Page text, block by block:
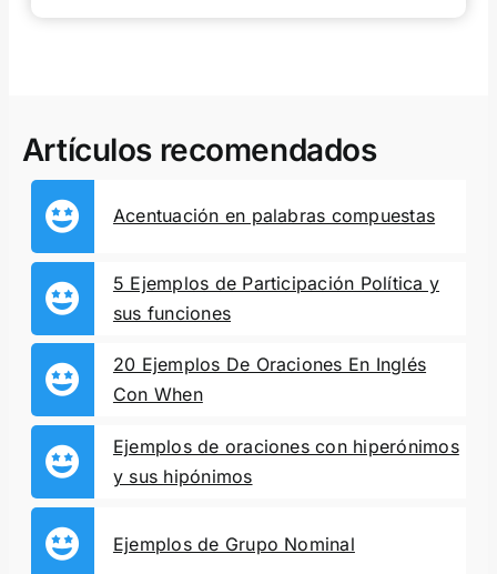
Artículos recomendados
Acentuación en palabras compuestas
5 Ejemplos de Participación Política y
sus funciones
20 Ejemplos De Oraciones En Inglés
Con When
Ejemplos de oraciones con hiperónimos
y sus hipónimos
Ejemplos de Grupo Nominal